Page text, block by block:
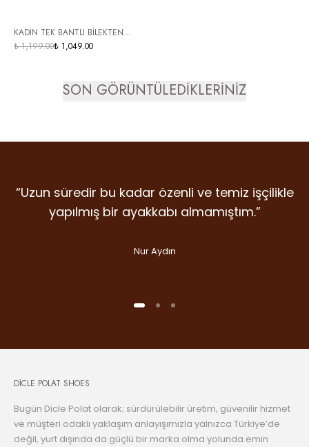
ÜCRETSİZ KARGO
KADIN TEK BANTLI BİLEKTEN
BAĞLAMALI TOPUKLU SANDALET
₺ 1,199.00₺ 1,049.00
SON GÖRÜNTÜLEDİKLERİNİZ
“Uzun süredir bu kadar özenli ve temiz işçilikle
yapılmış bir ayakkabı almamıştım.”
Nur Aydın
“Detaylara verilen emek, malzeme kalitesi ve
duruş… Gram şüphe duymadan ikinci
“İlk giydiğim anda farkını hissettiren nadir
markalardan. Dicle Polat Shoes’ta kalite laf
DİCLE POLAT SHOES
Bugün Dicle Polat olarak; sürdürülebilir üretim, güvenilir hizmet
ve müşteri odaklı yaklaşım anlayışımızla yalnızca Türkiye’de
değil, yurt dışında da güçlü bir marka olma yolunda emin